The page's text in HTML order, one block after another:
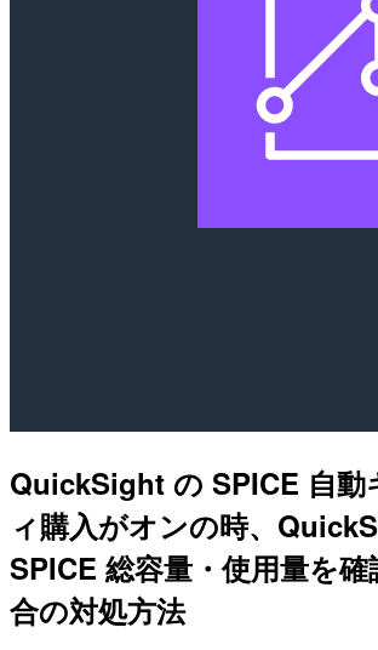
QuickSight の SPICE 自動
ィ購入がオンの時、
SPICE 総容量・使用量を
合の対処方法